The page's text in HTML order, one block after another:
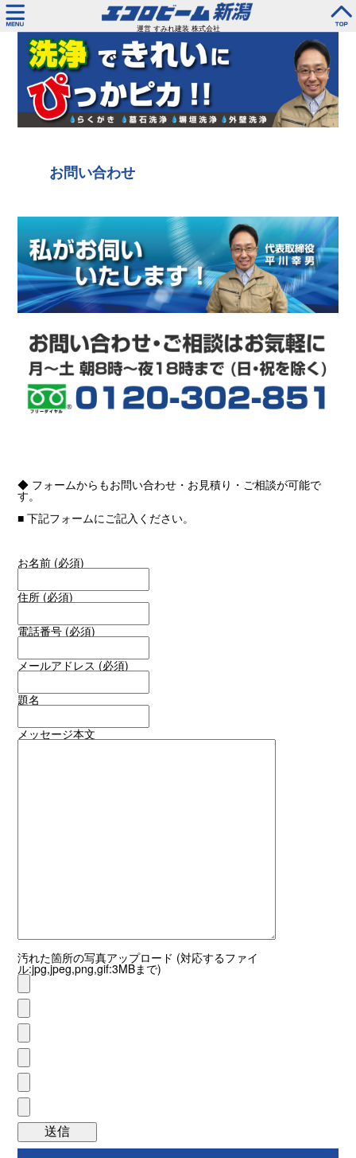
運営 すみれ建装 株式会社
お問い合わせ
◆ フォームからもお問い合わせ・お見積り・ご相談が可能で
す。
■ 下記フォームにご記入ください。
お名前 (必須)
住所 (必須)
電話番号 (必須)
メールアドレス (必須)
題名
メッセージ本文
汚れた箇所の写真アップロード (対応するファイ
ル:jpg,jpeg,png,gif:3MBまで)